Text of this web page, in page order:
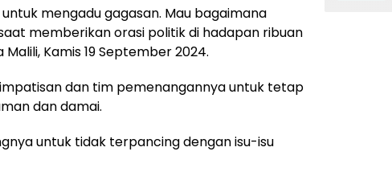
mengadu gagasan. Mau bagaimana
memberikan orasi politik di hadapan ribuan
Kamis 19 September 2024.
dan tim pemenangannya untuk tetap
dan damai.
untuk tidak terpancing dengan isu-isu